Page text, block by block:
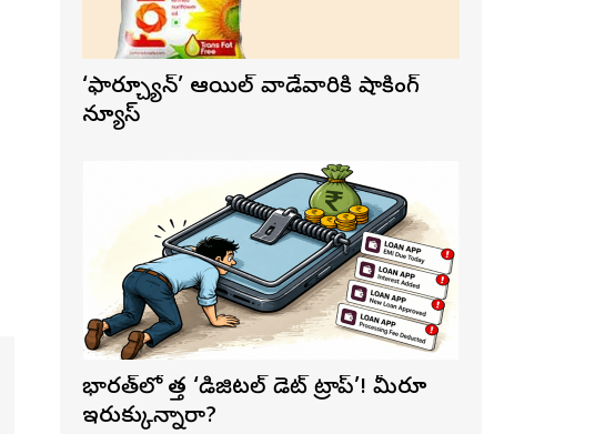
‘ఫార్చ్యూన్’ ఆయిల్ వాడేవారికి షాకింగ్
న్యూస్
భారత్‌లో కొత్త ‘డిజిటల్ డెట్ ట్రాప్’! మీరూ
ఇరుక్కున్నారా?